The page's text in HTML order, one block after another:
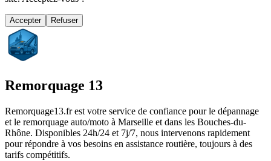
Accepter Refuser
Remorquage 13
Remorquage13.fr est votre service de confiance pour le dépannage
et le remorquage auto/moto à Marseille et dans les Bouches-du-
Rhône. Disponibles 24h/24 et 7j/7, nous intervenons rapidement
pour répondre à vos besoins en assistance routière, toujours à des
tarifs compétitifs.